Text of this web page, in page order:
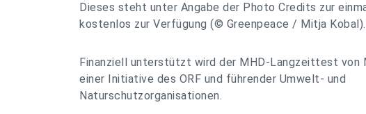
Dieses steht unter Angabe der Photo Credits zur
kostenlos zur Verfügung (© Greenpeace / Mitja Kobal).
Finanziell unterstützt wird der MHD-Langzeittest von
einer Initiative des ORF und führender Umwelt- und
Naturschutzorganisationen.